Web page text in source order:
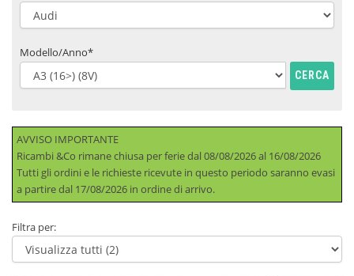
Modello/Anno*
CERCA
AVVISO IMPORTANTE
Ricambi &Co rimane chiusa per ferie dal 08/08/2026 al 16/08/2026
Tutti gli ordini e le richieste ricevute in questo periodo saranno evasi
a partire dal 17/08/2026 in ordine di arrivo.
Filtra per: